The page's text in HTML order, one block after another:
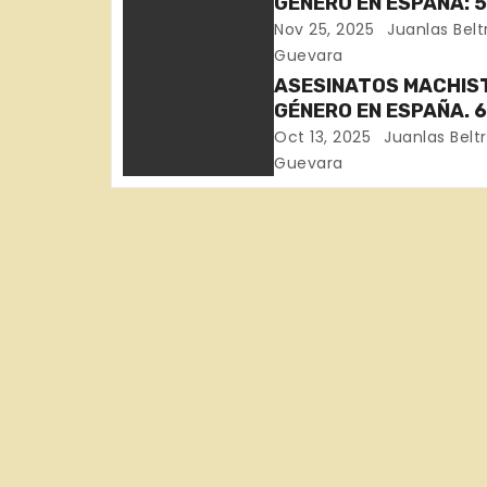
ó
MUJERES
SEMANAS DE
Huelva, Zaragoza,
Barcelona, Madrid y
Nov 25, 2025
Juanlas
Guevara
ASESINATOS
GÉNERO EN ESPAÑA. 6
MUJERES
SEPTIEMBRE (Sevilla,
Murcia, Sevilla,
Oct 13, 2025
Juanlas
Guevara